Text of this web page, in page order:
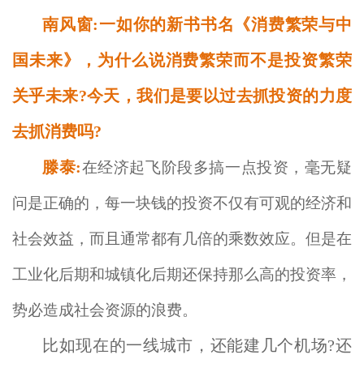
南风窗:一如你的新书书名《消费繁荣与中
国未来》，为什么说消费繁荣而不是投资繁荣
关乎未来?今天，我们是要以过去抓投资的力度
去抓消费吗?
滕泰:在经济起飞阶段多搞一点投资，毫无疑
问是正确的，每一块钱的投资不仅有可观的经济和
社会效益，而且通常都有几倍的乘数效应。但是在
工业化后期和城镇化后期还保持那么高的投资率，
势必造成社会资源的浪费。
比如现在的一线城市，还能建几个机场?还